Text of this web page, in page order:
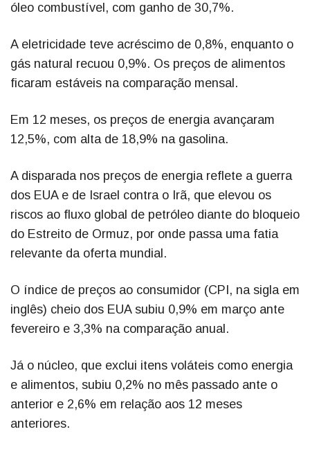
óleo combustível, com ganho de 30,7%.
A eletricidade teve acréscimo de 0,8%, enquanto o
gás natural recuou 0,9%. Os preços de alimentos
ficaram estáveis na comparação mensal.
Em 12 meses, os preços de energia avançaram
12,5%, com alta de 18,9% na gasolina.
A disparada nos preços de energia reflete a guerra
dos EUA e de Israel contra o Irã, que elevou os
riscos ao fluxo global de petróleo diante do bloqueio
do Estreito de Ormuz, por onde passa uma fatia
relevante da oferta mundial.
O índice de preços ao consumidor (CPI, na sigla em
inglês) cheio dos EUA subiu 0,9% em março ante
fevereiro e 3,3% na comparação anual.
Já o núcleo, que exclui itens voláteis como energia
e alimentos, subiu 0,2% no mês passado ante o
anterior e 2,6% em relação aos 12 meses
anteriores.